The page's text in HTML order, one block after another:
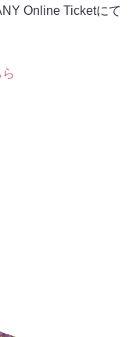
Online Ticketにて